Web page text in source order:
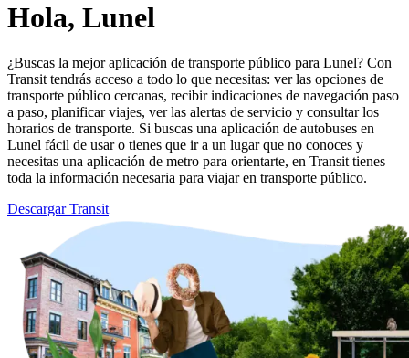
Hola, Lunel
¿Buscas la mejor aplicación de transporte público para Lunel? Con
Transit tendrás acceso a todo lo que necesitas: ver las opciones de
transporte público cercanas, recibir indicaciones de navegación paso
a paso, planificar viajes, ver las alertas de servicio y consultar los
horarios de transporte. Si buscas una aplicación de autobuses en
Lunel fácil de usar o tienes que ir a un lugar que no conoces y
necesitas una aplicación de metro para orientarte, en Transit tienes
toda la información necesaria para viajar en transporte público.
Descargar Transit